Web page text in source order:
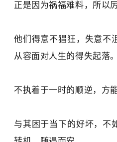
正是因为祸福难料，所以
他们得意不猖狂，失意不
从容面对人生的得失起落。
不执着于一时的顺逆，方
与其困于当下的好坏，不